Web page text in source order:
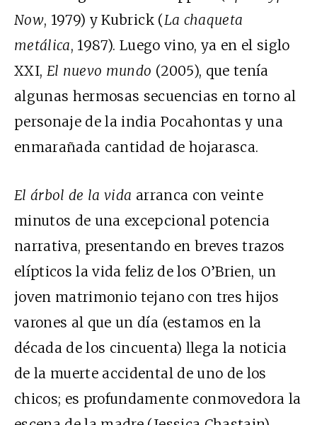
Now, 1979) y Kubrick (La chaqueta
metálica, 1987). Luego vino, ya en el siglo
XXI, El nuevo mundo (2005), que tenía
algunas hermosas secuencias en torno al
personaje de la india Pocahontas y una
enmarañada cantidad de hojarasca.
El árbol de la vida arranca con veinte
minutos de una excepcional potencia
narrativa, presentando en breves trazos
elípticos la vida feliz de los O’Brien, un
joven matrimonio tejano con tres hijos
varones al que un día (estamos en la
década de los cincuenta) llega la noticia
de la muerte accidental de uno de los
chicos; es profundamente conmovedora la